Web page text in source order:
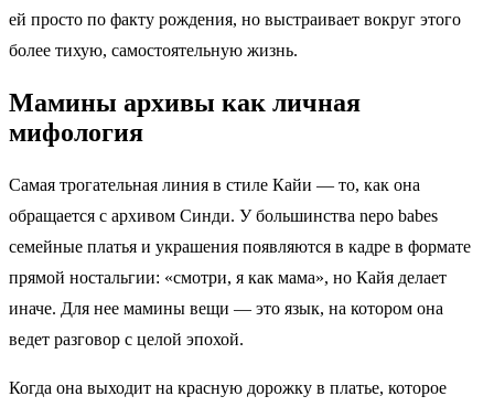
ей просто по факту рождения, но выстраивает вокруг этого
более тихую, самостоятельную жизнь.
Мамины архивы как личная
мифология
Самая трогательная линия в стиле Кайи — то, как она
обращается с архивом Синди. У большинства nepo babes
семейные платья и украшения появляются в кадре в формате
прямой ностальгии: «смотри, я как мама», но Кайя делает
иначе. Для нее мамины вещи — это язык, на котором она
ведет разговор с целой эпохой.
Когда она выходит на красную дорожку в платье, которое